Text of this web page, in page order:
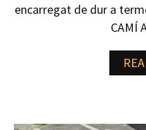
encarregat de dur a
CAMÍ